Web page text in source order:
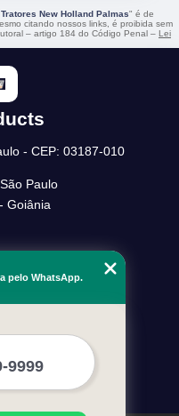
New Holland Palmas" é de
citando nossos links, é proibida sem
– artigo 184 do Código Penal – Lei
- CEP: 03187-010
Paulo
Goiânia
pelo WhatsApp.